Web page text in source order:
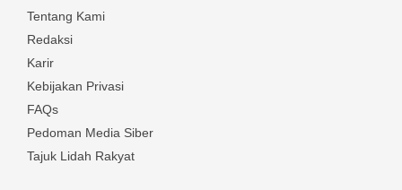
Tentang Kami
Redaksi
Karir
Kebijakan Privasi
FAQs
Pedoman Media Siber
Tajuk Lidah Rakyat